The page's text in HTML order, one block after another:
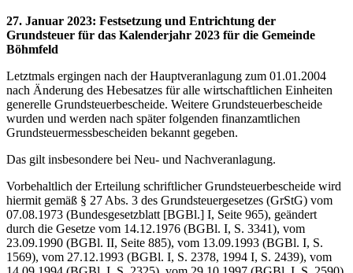
27. Januar 2023: Festsetzung und Entrichtung der
Grundsteuer für das Kalenderjahr 2023 für die Gemeinde
Böhmfeld
Letztmals ergingen nach der Hauptveranlagung zum 01.01.2004
nach Änderung des Hebesatzes für alle wirtschaftlichen Einheiten
generelle Grundsteuerbescheide. Weitere Grundsteuerbescheide
wurden und werden nach später folgenden finanzamtlichen
Grundsteuermessbescheiden bekannt gegeben.
Das gilt insbesondere bei Neu- und Nachveranlagung.
Vorbehaltlich der Erteilung schriftlicher Grundsteuerbescheide wird
hiermit gemäß § 27 Abs. 3 des Grundsteuergesetzes (GrStG) vom
07.08.1973 (Bundesgesetzblatt [BGBl.] I, Seite 965), geändert
durch die Gesetze vom 14.12.1976 (BGBl. I, S. 3341), vom
23.09.1990 (BGBl. II, Seite 885), vom 13.09.1993 (BGBl. I, S.
1569), vom 27.12.1993 (BGBl. I, S. 2378, 1994 I, S. 2439), vom